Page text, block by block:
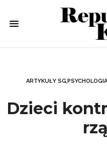
ARTYKUŁY SG,PSYCHOLOGIA
Dzieci